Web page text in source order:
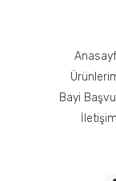
Bayi
İletişim